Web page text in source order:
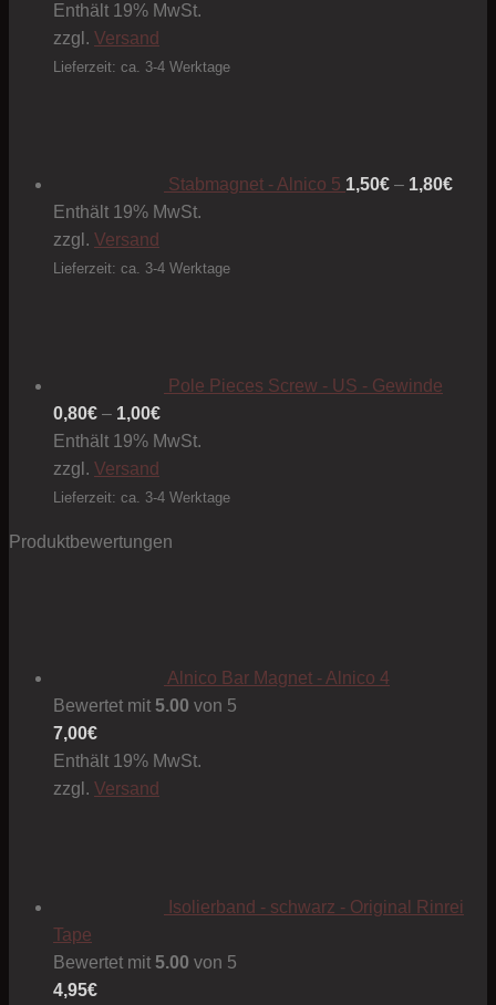
Enthält 19% MwSt.
zzgl. Versand
Lieferzeit: ca. 3-4 Werktage
Stabmagnet - Alnico 5 1,50€ – 1,80€1,80€
Enthält 19% MwSt.
zzgl. Versand
Lieferzeit: ca. 3-4 Werktage
Pole Pieces Screw - US - Gewinde
0,80€ – 1,00€Preisspanne:
0,80€
1,00€
Enthält 19% MwSt.
zzgl. Versand
Lieferzeit: ca. 3-4 Werktage
Produktbewertungen
Alnico Bar Magnet - Alnico 4
Bewertet mit 5.00 von 5
7,00€
Enthält 19% MwSt.
zzgl. Versand
Isolierband - schwarz - Original Rinrei
Tape
Bewertet mit 5.00 von 5
4,95€